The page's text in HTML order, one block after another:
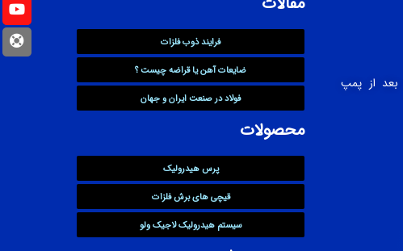
بعد از پمپ
فرایند ذوب فلزات
ضایعات آهن یا قراضه چیست ؟
فولاد در صنعت ایران و جهان
محصولات
پرس هیدرولیک
قیچی های برش فلزات
سیستم هیدرولیک لاجیک ولو